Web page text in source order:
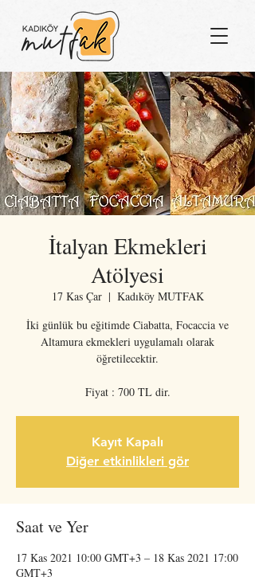
İtalyan Ekmekleri
Atölyesi
17 Kas Çar
  |
Kadıköy MUTFAK
İki günlük bu eğitimde Ciabatta, Focaccia ve
Altamura ekmekleri uygulamalı olarak
öğretilecektir.
Fiyat : 700 TL dir.
Kayıt Kapalı
Diğer etkinlikleri gör
Saat ve Yer
17 Kas 2021 10:00 GMT+3 – 18 Kas 2021 17:00
GMT+3